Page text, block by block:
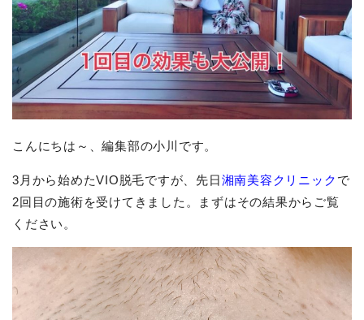
こんにちは～、編集部の小川です。
3月から始めたVIO脱毛ですが、先日湘南美容クリニック で
2回目の施術を受けてきました。まずはその結果からご覧
ください。